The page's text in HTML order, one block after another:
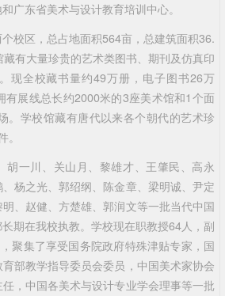
广东省美术与设计教育培训中心。
校区，总占地面积564亩，总建筑面积36.
有大量珍贵的艺术类图书、期刊及仿真印
现全校藏书量约49万册，电子图书26万
有展线总长约2000米的3座美术馆和1个面
。学校馆藏有唐代以来各个朝代的艺术珍
胡一川、关山月、黎雄才、王肇民、高永
杨之光、郭绍纲、陈金章、梁明诚、尹定
、赵健、方楚雄、郭润文等一批当代中国
期在我校执教。学校现在职教授64人，副
聚集了享受国务院政府特殊津贴专家，国
部教学指导委员会委员，中国美术家协会
，中国各美术与设计专业学会理事等一批